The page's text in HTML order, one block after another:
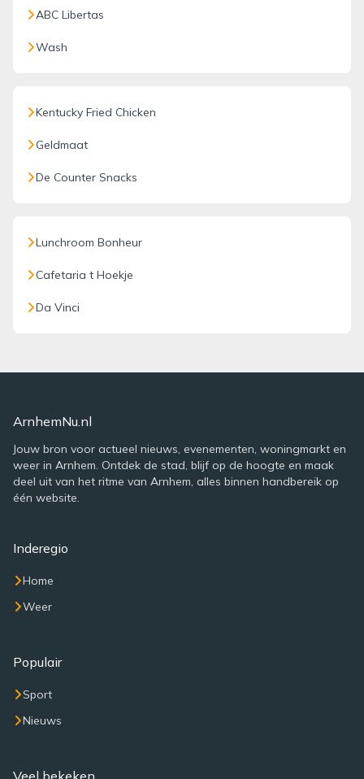
ABC Libertas
Wash
Kentucky Fried Chicken
Geldmaat
De Counter Snacks
Lunchroom Bonheur
Cafetaria t Hoekje
Da Vinci
ArnhemNu.nl
Jouw bron voor actueel nieuws, evenementen, woningmarkt en
weer in Arnhem. Ontdek de stad, blijf op de hoogte en maak
deel uit van het ritme van Arnhem, alles binnen handbereik op
één website.
Inderegio
Home
Weer
Populair
Sport
Nieuws
Veel bekeken